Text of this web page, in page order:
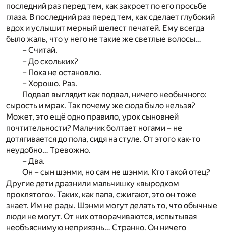
последний раз перед тем, как закроет по его просьбе
глаза. В последний раз перед тем, как сделает глубокий
вдох и услышит мерный шелест печатей. Ему всегда
было жаль, что у него не такие же светлые волосы…
– Считай.
– До скольких?
– Пока не остановлю.
– Хорошо. Раз.
Подвал выглядит как подвал, ничего необычного:
сырость и мрак. Так почему же сюда было нельзя?
Может, это ещё одно правило, урок сыновней
почтительности? Мальчик болтает ногами – не
дотягивается до пола, сидя на стуле. От этого как-то
неудобно… Тревожно.
– Два.
Он – сын шэнми, но сам не шэнми. Кто такой отец?
Другие дети дразнили мальчишку «выродком
проклятого». Таких, как папа, сжигают, это он тоже
знает. Им не рады. Шэнми могут делать то, что обычные
люди не могут. От них отворачиваются, испытывая
необъяснимую неприязнь… Странно. Он ничего